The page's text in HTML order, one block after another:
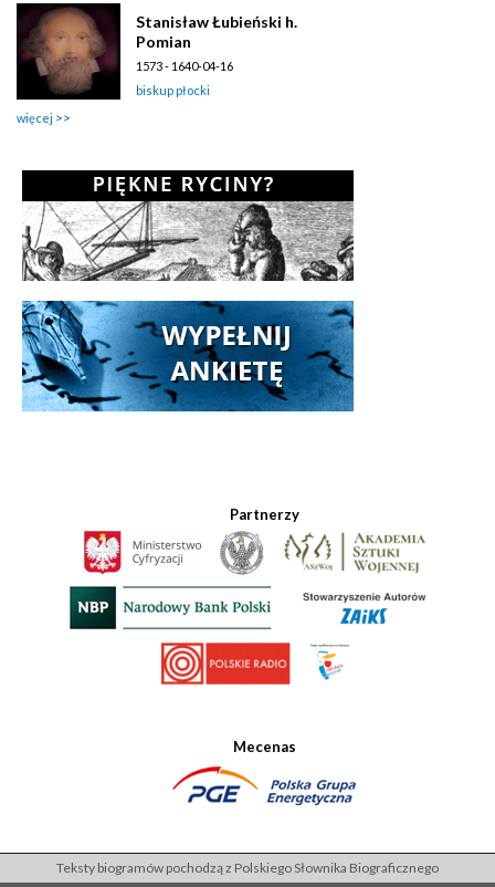
Stanisław Łubieński h.
Pomian
1573 - 1640-04-16
biskup płocki
więcej
Partnerzy
Mecenas
Teksty biogramów pochodzą z Polskiego Słownika Biograficznego